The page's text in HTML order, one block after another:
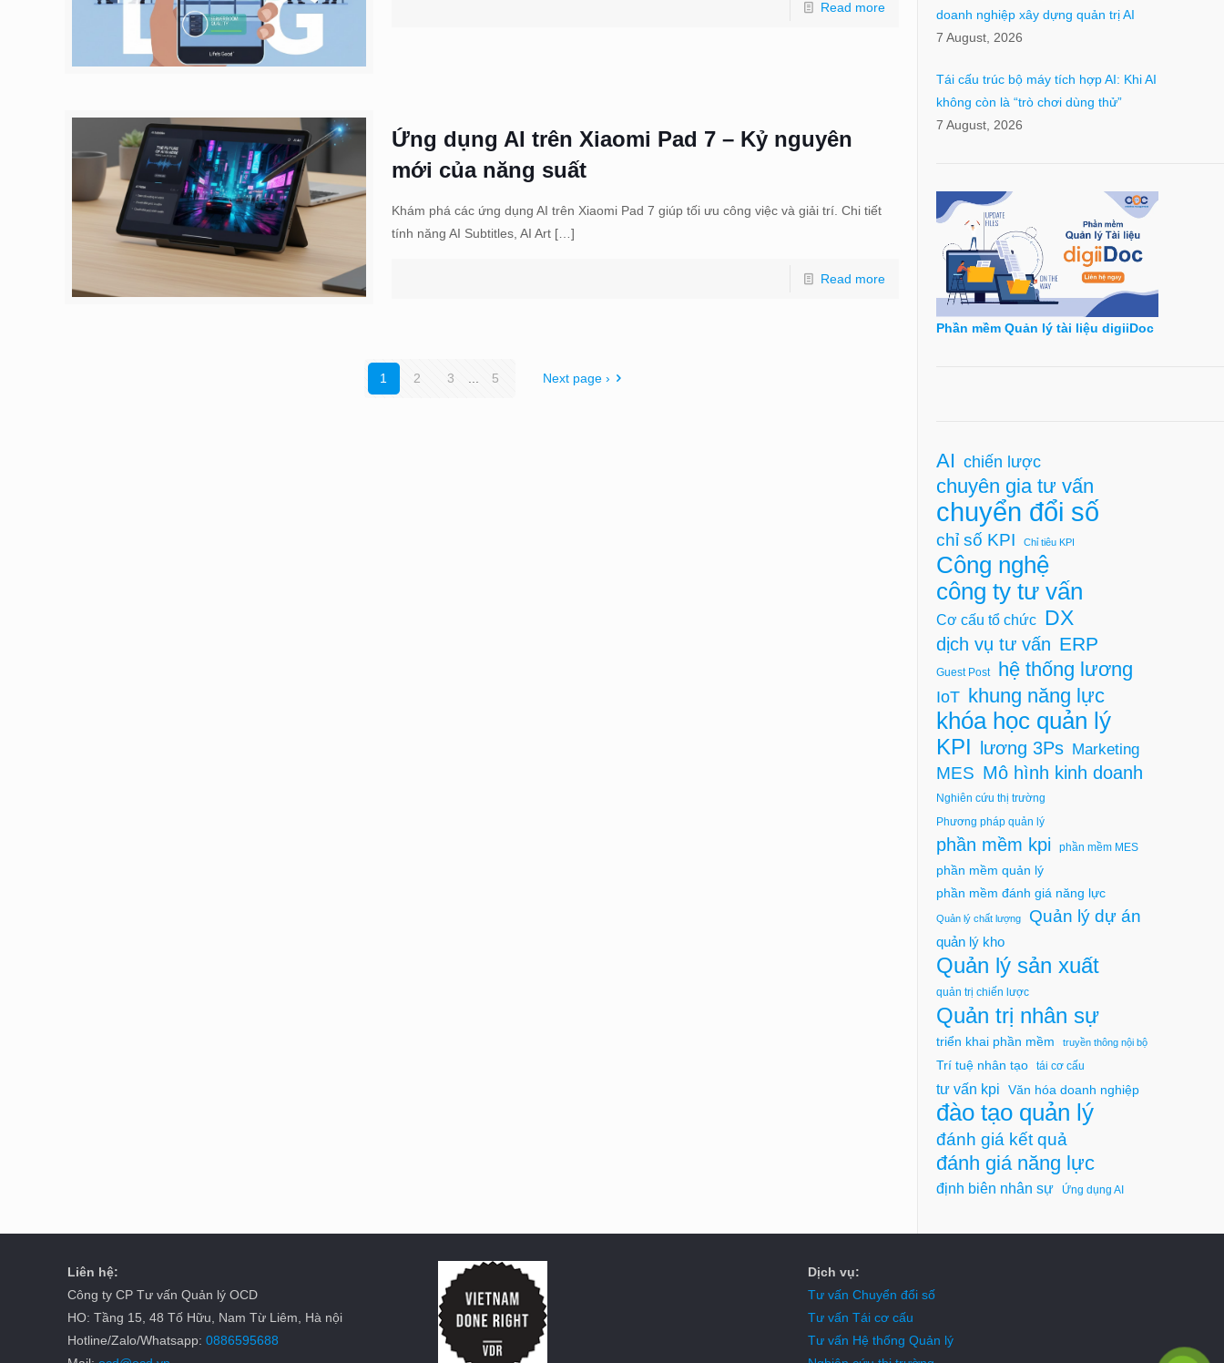
Read more
Ứng dụng AI trên Xiaomi Pad 7 – Kỷ nguyên
mới của năng suất
Khám phá các ứng dụng AI trên Xiaomi Pad 7 giúp tối ưu công việc và giải trí. Chi tiết
tính năng AI Subtitles, AI Art […]
Read more
1 2 3 5 Next page ›
doanh nghiệp xây dựng quản trị AI
7 August, 2026
Tái cấu trúc bộ máy tích hợp AI: Khi AI
không còn là “trò chơi dùng thử”
7 August, 2026
Phần mềm Quản lý tài liệu digiiDoc
AI chiến lược
chuyên gia tư vấn
chuyển đổi số
chỉ số KPI Chỉ tiêu KPI
Công nghệ
công ty tư vấn
Cơ cấu tổ chức DX
dịch vụ tư vấn ERP
Guest Post hệ thống lương
IoT khung năng lực
khóa học quản lý
KPI lương 3Ps Marketing
MES Mô hình kinh doanh
Nghiên cứu thị trường
Phương pháp quản lý
phần mềm kpi phần mềm MES
phần mềm quản lý
phần mềm đánh giá năng lực
Quản lý chất lượng Quản lý dự án
quản lý kho
Quản lý sản xuất
quản trị chiến lược
Quản trị nhân sự
triển khai phần mềm truyền thông nội bộ
Trí tuệ nhân tạo tái cơ cấu
tư vấn kpi Văn hóa doanh nghiệp
đào tạo quản lý
đánh giá kết quả
đánh giá năng lực
định biên nhân sự Ứng dụng AI
Liên hệ:
Công ty CP Tư vấn Quản lý OCD
HO: Tầng 15, 48 Tố Hữu, Nam Từ Liêm, Hà nội
Hotline/Zalo/Whatsapp:0886595688
Dịch vụ:
Tư vấn Chuyển đổi số
Tư vấn Tái cơ cấu
Tư vấn Hệ thống Quản lý